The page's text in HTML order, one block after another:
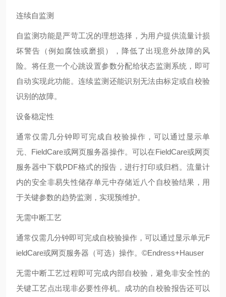
连续自监测
自监测功能是严苛工况的理想选择，为用户提供流量计损
坏警告（例如腐蚀或磨损），降低了出现意外故障的风
险。将任意一个心跳设置参数分配给状态监测系统，即可
自动实现此功能。连续监测还能识别无法由标定或自校验
识别的故障。
设备稳定性
通常仅需几分钟即可完成自校验操作，可以通过显示单
元、FieldCare或网页服务器操作。可以在FieldCare或网页
服务器中下载PDF格式的报告，进行打印或归档。流量计
内的安全非易失性储存单元中存储近八个自校验结果，用
于关键参数的趋势监测，实现预维护。
无需中断工艺
通常仅需几分钟即可完成自校验操作，可以通过显示单元F
ieldCare或网页服务器（可选）操作。©Endress+Hauser
无需中断工艺过程即可完成内部自校验，避免非安全性的
关键工艺点出现非必要性停机。成功的自校验报告还可以